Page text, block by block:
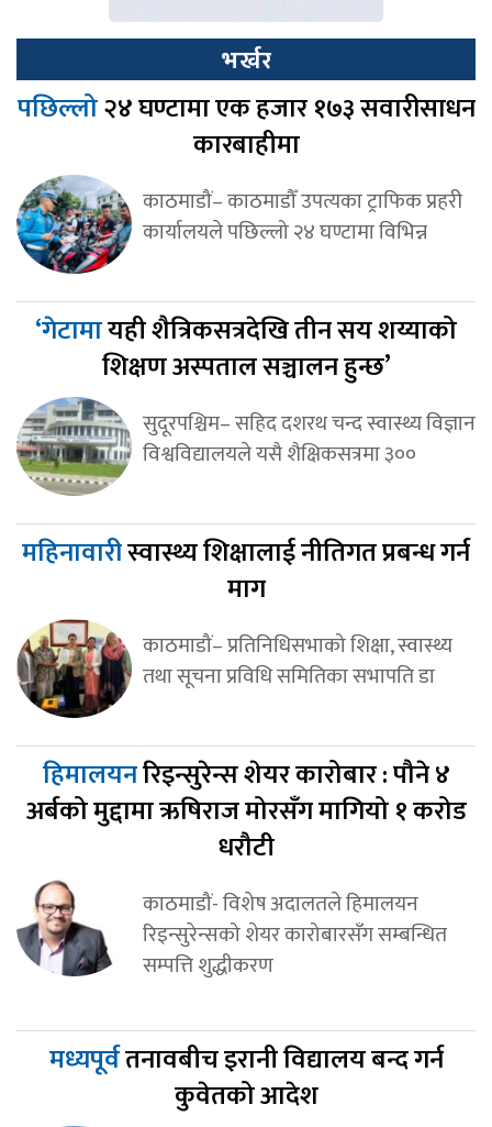
भर्खर
पछिल्लो२४ घण्टामा एक हजार १७३ सवारीसाधन
कारबाहीमा
काठमाडौं– काठमाडौँ उपत्यका ट्राफिक प्रहरी
कार्यालयले पछिल्लो २४ घण्टामा विभिन्न
‘गेटामायही शैत्रिकसत्रदेखि तीन सय शय्याको
शिक्षण अस्पताल सञ्चालन हुन्छ’
सुदूरपश्चिम– सहिद दशरथ चन्द स्वास्थ्य विज्ञान
विश्वविद्यालयले यसै शैक्षिकसत्रमा ३००
महिनावारीस्वास्थ्य शिक्षालाई नीतिगत प्रबन्ध गर्न
माग
काठमाडौं– प्रतिनिधिसभाको शिक्षा, स्वास्थ्य
तथा सूचना प्रविधि समितिका सभापति डा
हिमालयनरिइन्सुरेन्स शेयर कारोबार : पौने ४
अर्बको मुद्दामा ऋषिराज मोरसँग मागियो १ करोड
धरौटी
काठमाडौं- विशेष अदालतले हिमालयन
रिइन्सुरेन्सको शेयर कारोबारसँग सम्बन्धित
सम्पत्ति शुद्धीकरण
मध्यपूर्वतनावबीच इरानी विद्यालय बन्द गर्न
कुवेतको आदेश